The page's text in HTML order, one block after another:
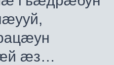
æз…